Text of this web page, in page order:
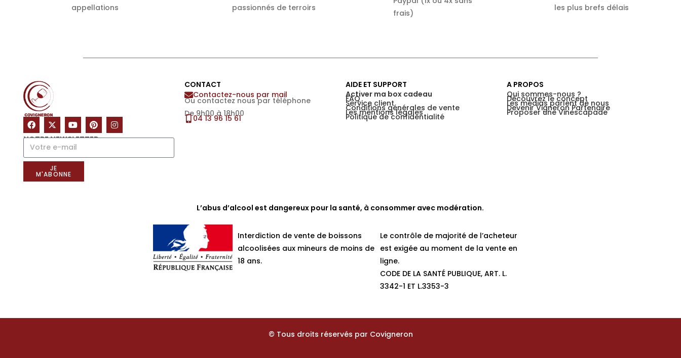
appellations
passionnés de terroirs
frais)
les plus brefs délais
NOTRE NEWSLETTER
JE
M'ABONNE
CONTACT
Contactez-nous par mail
Ou contactez nous par téléphone
De 9h00 à 18h00
04 13 96 15 61
AIDE ET SUPPORT
Activer ma box cadeau
FAQ
Service client
Conditions générales de vente
Les mentions légales
Politique de confidentialité
A PROPOS
Qui sommes-nous ?
Découvrez le concept
Les médias parlent de nous
Devenir Vigneron Partenaire
Proposer une Vinescapade
L’abus d’alcool est dangereux pour la santé, à consommer avec modération.
Interdiction de vente de boissons
alcoolisées aux mineurs de moins de
18 ans.
Le contrôle de majorité de l’acheteur
est exigée au moment de la vente en
ligne.
CODE DE LA SANTÉ PUBLIQUE, ART. L.
3342-1 ET L.3353-3
© Tous droits réservés par Covigneron